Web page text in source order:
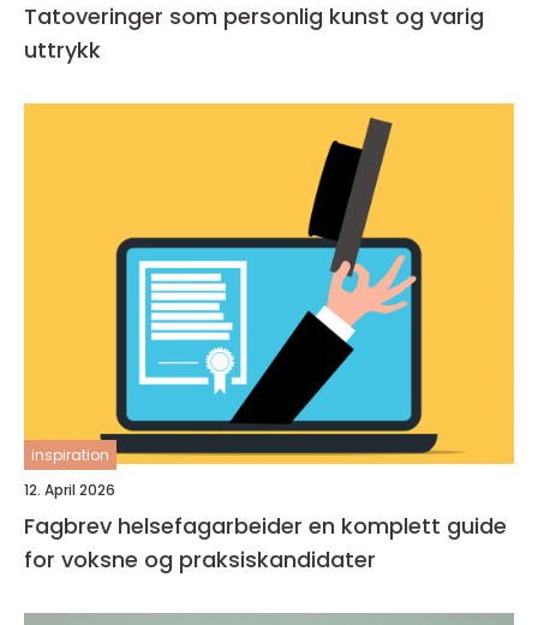
Tatoveringer som personlig kunst og varig
uttrykk
inspiration
12. April 2026
Fagbrev helsefagarbeider en komplett guide
for voksne og praksiskandidater